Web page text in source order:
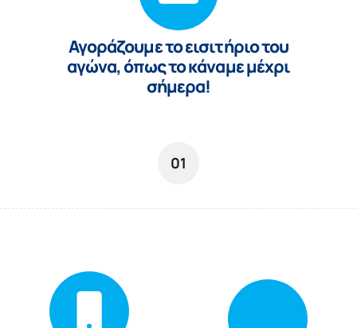
Αγoράζουμε το εισιτήριο του
αγώνα, όπως το κάναμε μέχρι
σήμερα!
01